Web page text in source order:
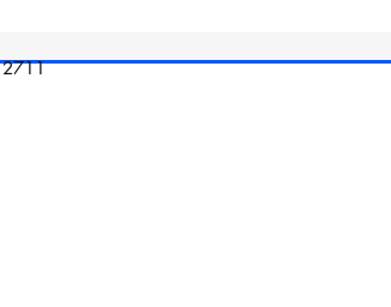
2711